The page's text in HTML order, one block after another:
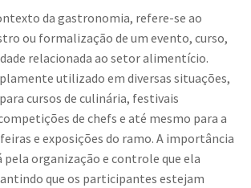
da gastronomia, refere-se ao
ou formalização de um evento, curso,
relacionada ao setor alimentício.
utilizado em diversas situações,
cursos de culinária, festivais
de chefs e até mesmo para a
e exposições do ramo. A importância
pela organização e controle que ela
que os participantes estejam